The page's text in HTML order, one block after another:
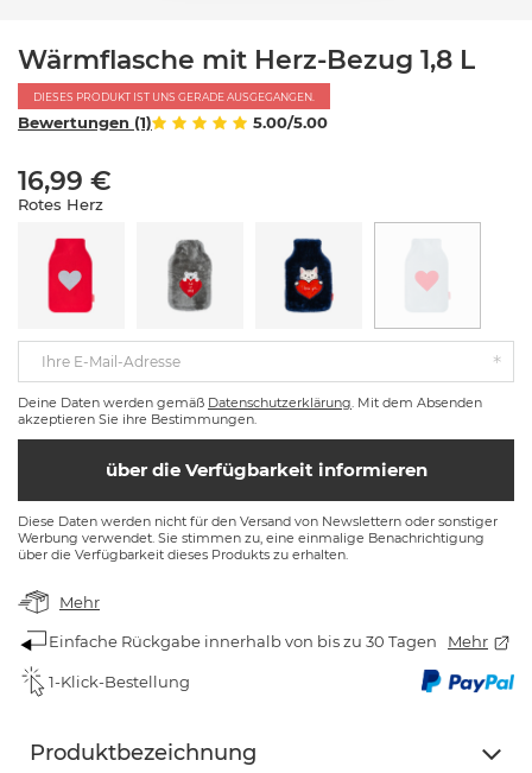
Wärmflasche mit Herz-Bezug 1,8 L
DIESES PRODUKT IST UNS GERADE AUSGEGANGEN.
5.00/5.00
Bewertungen (1)
16,99 €
Rotes Herz
Ihre E-Mail-Adresse
Deine Daten werden gemäß Datenschutzerklärung . Mit dem Absenden
akzeptieren Sie ihre Bestimmungen.
über die Verfügbarkeit informieren
Diese Daten werden nicht für den Versand von Newslettern oder sonstiger
Werbung verwendet. Sie stimmen zu, eine einmalige Benachrichtigung
über die Verfügbarkeit dieses Produkts zu erhalten.
Mehr
Einfache Rückgabe innerhalb von bis zu 30 Tagen Mehr
1-Klick-Bestellung
Produktbezeichnung